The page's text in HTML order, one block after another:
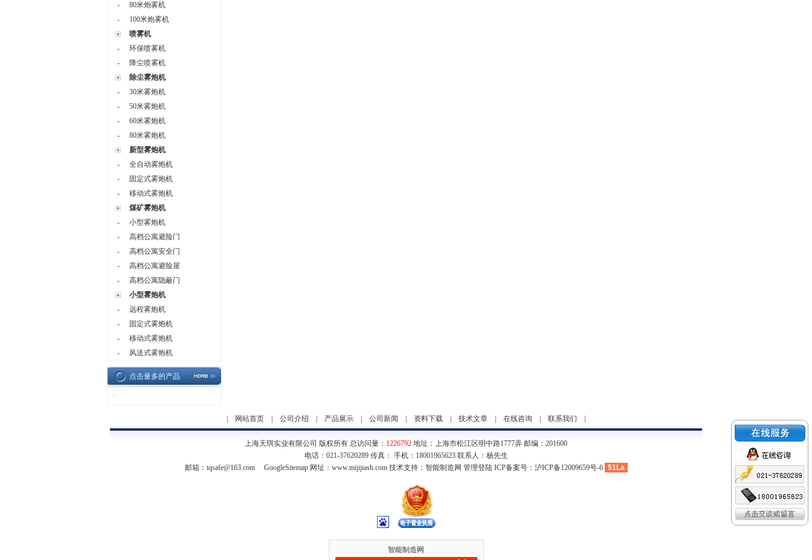
-
80米炮雾机
-
100米炮雾机
喷雾机
-
环保喷雾机
-
降尘喷雾机
除尘雾炮机
-
30米雾炮机
-
50米雾炮机
-
60米雾炮机
-
80米雾炮机
新型雾炮机
-
全自动雾炮机
-
固定式雾炮机
-
移动式雾炮机
煤矿雾炮机
-
小型雾炮机
-
高档公寓避险门
-
高档公寓安全门
-
高档公寓避险屋
-
高档公寓隐蔽门
小型雾炮机
-
远程雾炮机
-
固定式雾炮机
-
移动式雾炮机
-
风送式雾炮机
点击量多的产品
·
网站首页 公司介绍 产品展示 公司新闻 资料下载 技术文章 在线咨询 联系我们
上海天琪实业有限公司 版权所有 总访问量： 1226792 地址：上海市松江区明中路1777弄 邮编：201600
电话：021-37620289 传真： 手机：18001965623 联系人：杨先生
邮箱： tqsafe@163.com GoogleSitemap网址：www.mijijiash.com 技术支持： 智能制造网 管理登陆ICP备案号： 沪ICP备12009659号-6 51La
智能制造网